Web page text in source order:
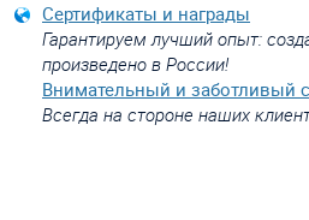
Сертификаты и награды
Гарантируем лучший опыт:
произведено в России!
Внимательный и заботливый
Всегда на стороне наших